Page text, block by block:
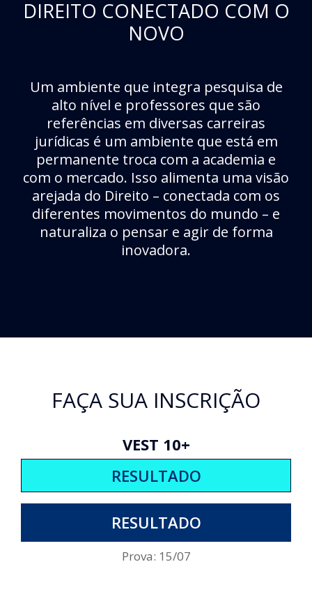
DIREITO CONECTADO COM O
NOVO
Um ambiente que integra pesquisa de
alto nível e professores que são
referências em diversas carreiras
jurídicas é um ambiente que está em
permanente troca com a academia e
com o mercado. Isso alimenta uma visão
arejada do Direito – conectada com os
diferentes movimentos do mundo – e
naturaliza o pensar e agir de forma
inovadora.
FAÇA SUA INSCRIÇÃO
VEST 10+
RESULTADO
RESULTADO
Prova: 15/07